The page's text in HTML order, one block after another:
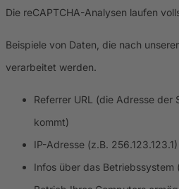
Die reCAPTCHA-Analysen laufen
Beispiele von Daten, die nach
verarbeitet werden.
Referrer URL (die Adresse der
kommt)
IP-Adresse (z.B. 256.123.123.1)
Infos über das Betriebssystem